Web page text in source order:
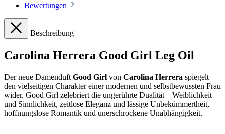
Bewertungen
Beschreibung
Carolina Herrera Good Girl Leg Oil
Der neue Damenduft Good Girl von Carolina Herrera spiegelt
den vielseitigen Charakter einer modernen und selbstbewussten Frau
wider. Good Girl zelebriert die ungerührte Dualität – Weiblichkeit
und Sinnlichkeit, zeitlose Eleganz und lässige Unbekümmertheit,
hoffnungslose Romantik und unerschrockene Unabhängigkeit.